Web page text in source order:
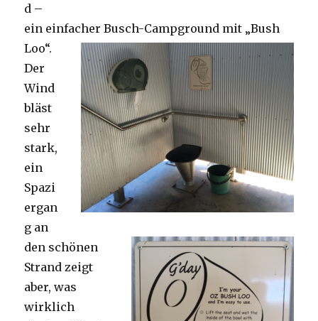
d –
ein einfacher Busch-Campground mit „Bush
Loo“.
Der
Wind
bläst
sehr
stark,
ein
Spazi
ergan
g an
den schönen
Strand zeigt
aber, was
wirklich